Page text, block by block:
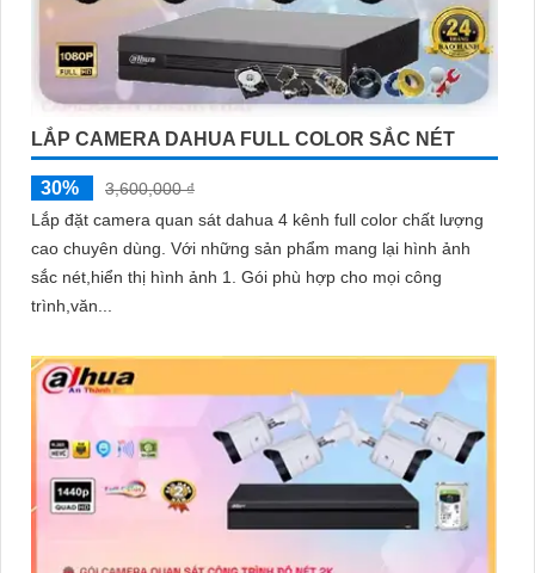
LẮP CAMERA DAHUA FULL COLOR SẮC NÉT
30%
3,600,000 ₫
Lắp đặt camera quan sát dahua 4 kênh full color chất lượng
cao chuyên dùng. Với những sản phẩm mang lại hình ảnh
sắc nét,hiển thị hình ảnh 1. Gói phù hợp cho mọi công
trình,văn...